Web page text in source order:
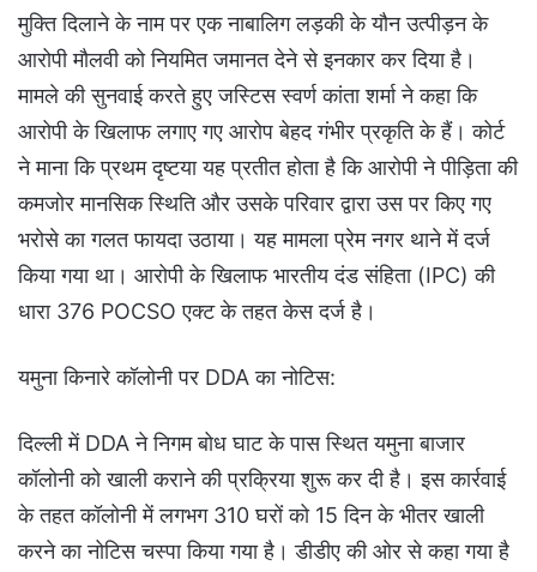
मुक्ति दिलाने के नाम पर एक नाबालिग लड़की के यौन उत्पीड़न के
आरोपी मौलवी को नियमित जमानत देने से इनकार कर दिया है।
मामले की सुनवाई करते हुए जस्टिस स्वर्ण कांता शर्मा ने कहा कि
आरोपी के खिलाफ लगाए गए आरोप बेहद गंभीर प्रकृति के हैं। कोर्ट
ने माना कि प्रथम दृष्टया यह प्रतीत होता है कि आरोपी ने पीड़िता की
कमजोर मानसिक स्थिति और उसके परिवार द्वारा उस पर किए गए
भरोसे का गलत फायदा उठाया। यह मामला प्रेम नगर थाने में दर्ज
किया गया था। आरोपी के खिलाफ भारतीय दंड संहिता (IPC) की
धारा 376 POCSO एक्ट के तहत केस दर्ज है।
यमुना किनारे कॉलोनी पर DDA का नोटिस:
दिल्ली में DDA ने निगम बोध घाट के पास स्थित यमुना बाजार
कॉलोनी को खाली कराने की प्रक्रिया शुरू कर दी है। इस कार्रवाई
के तहत कॉलोनी में लगभग 310 घरों को 15 दिन के भीतर खाली
करने का नोटिस चस्पा किया गया है। डीडीए की ओर से कहा गया है